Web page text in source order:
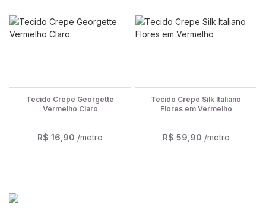
Tecido Crepe Georgette
Vermelho Claro
R$ 16,90 /metro
Tecido Crepe Silk Italiano
Flores em Vermelho
R$ 59,90 /metro